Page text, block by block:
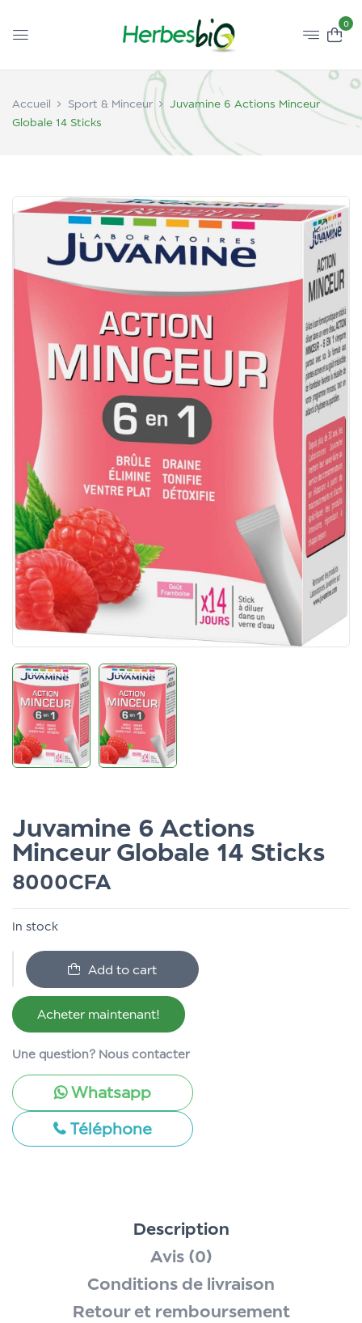
0
Accueil Sport & Minceur
Juvamine 6 Actions Minceur
Globale 14 Sticks
Juvamine 6 Actions
Minceur Globale 14 Sticks
8000CFA
In stock
Add to cart
Acheter maintenant!
Une question? Nous contacter
Whatsapp
Téléphone
Description
Avis (0)
Conditions de livraison
Retour et remboursement